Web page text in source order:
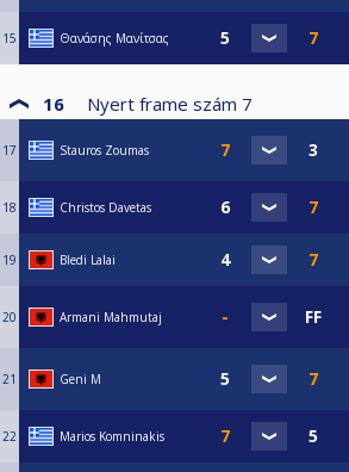
15 Θανάσης Μανίτσας
16 Nyert frame szám 7
17 Stauros Zoumas
18 Christos Davetas
19 Bledi Lalai
20 Armani Mahmutaj
21 Geni M
22 Marios Komninakis